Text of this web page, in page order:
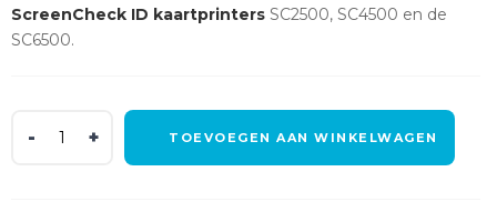
ScreenCheck ID kaartprinters SC2500, SC4500 en de
SC6500.
ScreenCheck
Printerlint
TOEVOEGEN AAN WINKELWAGEN